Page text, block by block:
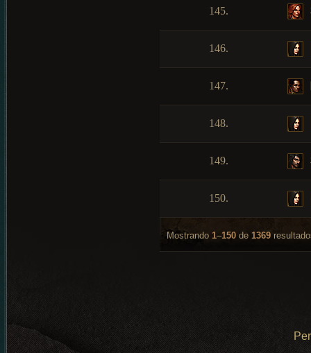
145.
146.
147.
148.
149.
150.
Mostrando 1–150 de 1369